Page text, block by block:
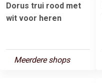
Dorus trui rood met
wit voor heren
Meerdere shops